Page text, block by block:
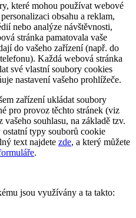
které mohou používat webové
obsahu a reklam,
nebo analýze návštěvnosti,
stránka pamatovala vaše
do vašeho zařízení (např. do
Každá webová stránka
své vlastní soubory cookies
nastavení vašeho prohlížeče.
zařízení ukládat soubory
pro provoz těchto stránek (viz
souhlasu, na základě tzv.
typy souborů cookie
text najdete zde, a který můžete
.
jsou využívány a ta takto: